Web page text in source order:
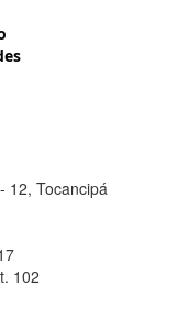
12, Tocancipá
102